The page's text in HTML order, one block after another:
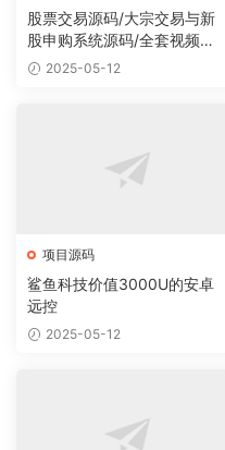
股票交易源码/大宗交易与新
股申购系统源码/全套视频教
程 2025-05-12
项目源码
鲨鱼科技价值3000U的安卓
远控
2025-05-12